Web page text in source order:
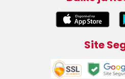
Site